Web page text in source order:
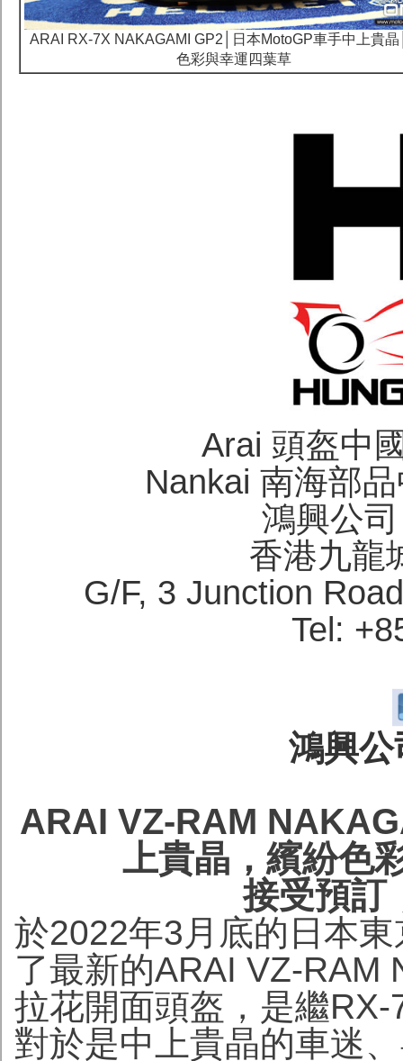
ARAI RX-7X NAKAGAMI GP2│日本MotoGP車手中上貴
色彩與幸運四葉草
Arai 頭盔中
Nankai 南海部
鴻興公
香港九龍
G/F, 3 Junction
Tel:
鴻興
ARAI VZ-RAM
上貴晶，繽紛色
接受預訂
於2022年3月底的日本
了最新的ARAI VZ-RAM
拉花開面頭盔，是繼
對於是中上貴晶的車迷